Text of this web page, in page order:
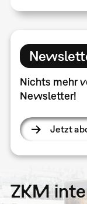
Nichts mehr
Newsletter!
Jetzt
ZKM